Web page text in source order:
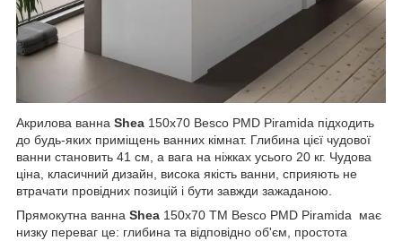
Акрилова ванна Shea 150х70 Besco PMD Piramida підходить
до будь-яких приміщень ванних кімнат. Глибина цієї чудової
ванни становить 41 см, а вага на ніжках усього 20 кг. Чудова
ціна, класичний дизайн, висока якість ванни, сприяють не
втрачати провідних позицій і бути завжди зажаданою.
Прямокутна ванна Shea 150х70 ТМ Besco PMD Piramida має
низку переваг це: глибина та відповідно об'єм, простота